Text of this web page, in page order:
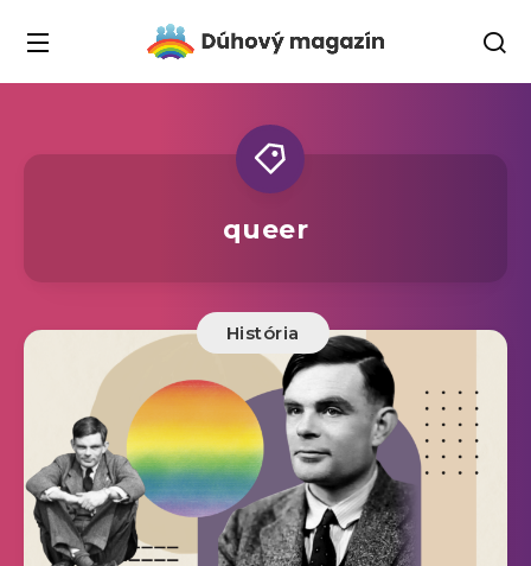
queer
História